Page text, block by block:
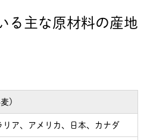
る主な原材料の産地
)
リア、アメリカ、日本、カナダ